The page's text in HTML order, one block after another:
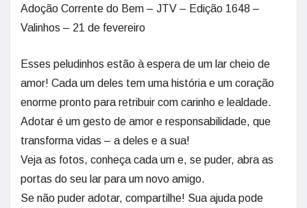
Adoção Corrente do Bem – JTV – Edição 1648 –
Valinhos – 21 de fevereiro
Esses peludinhos estão à espera de um lar cheio de
amor! Cada um deles tem uma história e um coração
enorme pronto para retribuir com carinho e lealdade.
Adotar é um gesto de amor e responsabilidade, que
transforma vidas – a deles e a sua!
Veja as fotos, conheça cada um e, se puder, abra as
portas do seu lar para um novo amigo.
Se não puder adotar, compartilhe! Sua ajuda pode